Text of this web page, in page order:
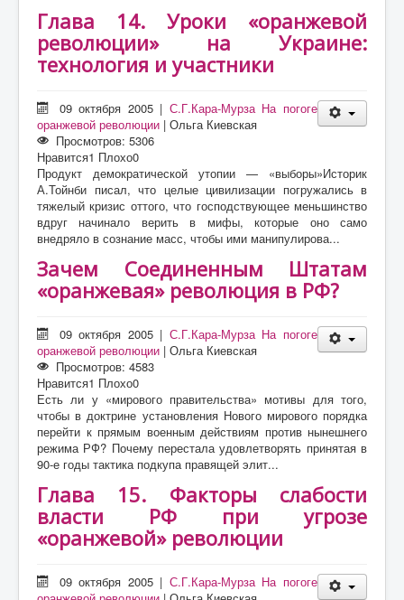
Глава 14. Уроки «оранжевой
революции» на Украине:
технология и участники
09 октября 2005 | С.Г.Кара-Мурза На погоге
оранжевой революции | Ольга Киевская
Просмотров: 5306
Нравится1 Плохо0
Продукт демократической утопии — «выборы»Историк
А.Тойнби писал, что целые цивилизации погружались в
тяжелый кризис оттого, что господствующее меньшинство
вдруг начинало верить в мифы, которые оно само
внедряло в сознание масс, чтобы ими манипулирова...
Зачем Соединенным Штатам
«оранжевая» революция в РФ?
09 октября 2005 | С.Г.Кара-Мурза На погоге
оранжевой революции | Ольга Киевская
Просмотров: 4583
Нравится1 Плохо0
Есть ли у «мирового правительства» мотивы для того,
чтобы в доктрине установления Нового мирового порядка
перейти к прямым военным действиям против нынешнего
режима РФ? Почему перестала удовлетворять принятая в
90-е годы тактика подкупа правящей элит...
Глава 15. Факторы слабости
власти РФ при угрозе
«оранжевой» революции
09 октября 2005 | С.Г.Кара-Мурза На погоге